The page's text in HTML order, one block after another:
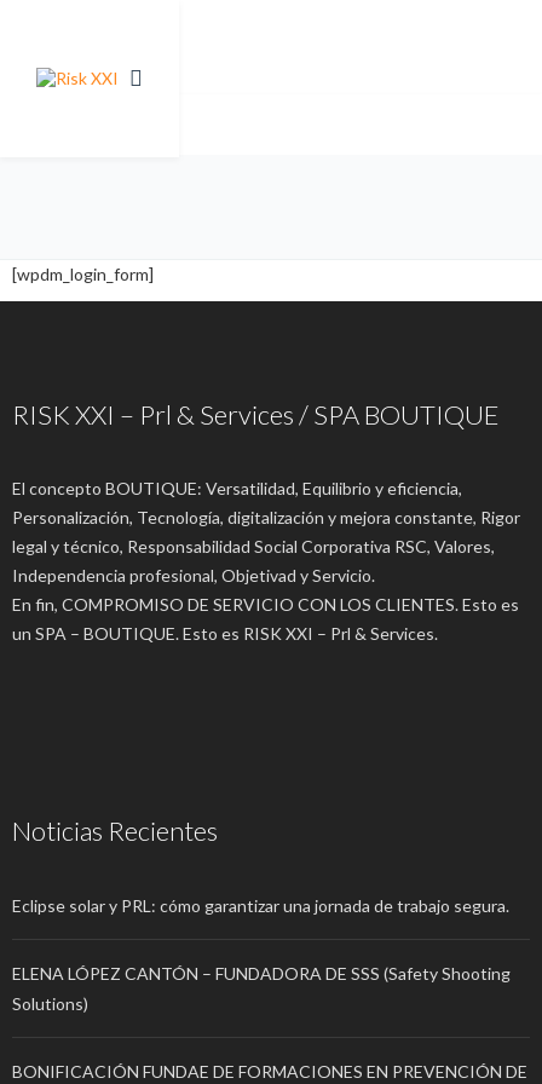
[wpdm_login_form]
RISK XXI – Prl & Services / SPA BOUTIQUE
El concepto BOUTIQUE: Versatilidad, Equilibrio y eficiencia,
Personalización, Tecnología, digitalización y mejora constante, Rigor
legal y técnico, Responsabilidad Social Corporativa RSC, Valores,
Independencia profesional, Objetivad y Servicio.
En fin, COMPROMISO DE SERVICIO CON LOS CLIENTES. Esto es
un SPA – BOUTIQUE. Esto es RISK XXI – Prl & Services.
Noticias Recientes
Eclipse solar y PRL: cómo garantizar una jornada de trabajo segura.
ELENA LÓPEZ CANTÓN – FUNDADORA DE SSS (Safety Shooting
Solutions)
BONIFICACIÓN FUNDAE DE FORMACIONES EN PREVENCIÓN DE